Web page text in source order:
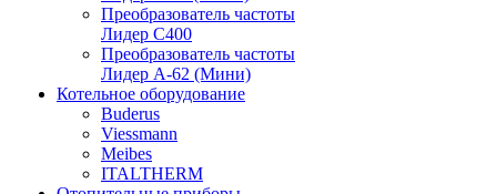
Преобразователь частоты
Лидер С400
Преобразователь частоты
Лидер А-62 (Мини)
Котельное оборудование
Buderus
Viessmann
Meibes
ITALTHERM